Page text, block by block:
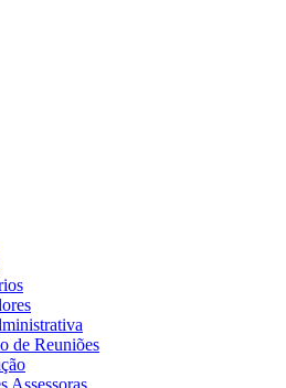
de Reuniões
Assessoras